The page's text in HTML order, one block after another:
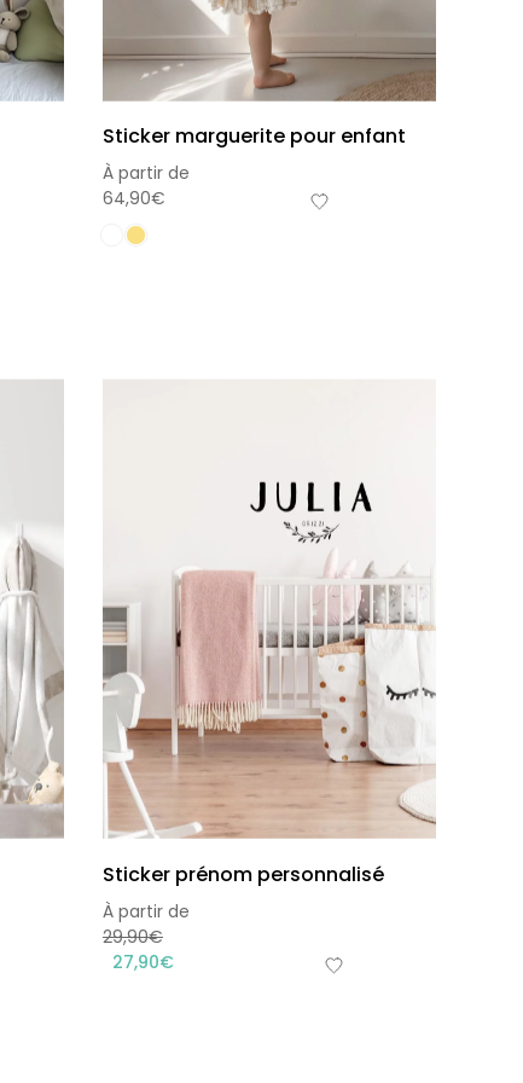
Sticker marguerite pour enfant
À partir de
64,90€
Sticker prénom personnalisé
À partir de
29,90€
27,90€